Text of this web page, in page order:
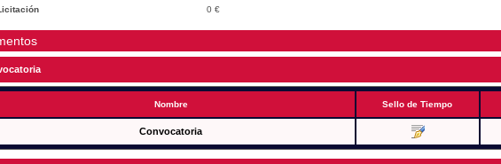
0 €
Nombre Sello de Tiempo
Convocatoria